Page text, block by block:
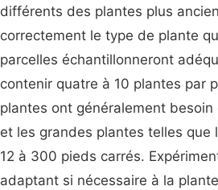
différents des plantes plus
correctement le type de plante
parcelles échantillonneront
contenir quatre à 10 plantes par
plantes ont généralement
et les grandes plantes telles
12 à 300 pieds carrés.
adaptant si nécessaire à la